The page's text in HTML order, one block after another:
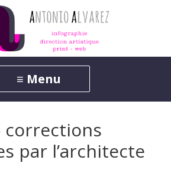
corrections
par l’architecte